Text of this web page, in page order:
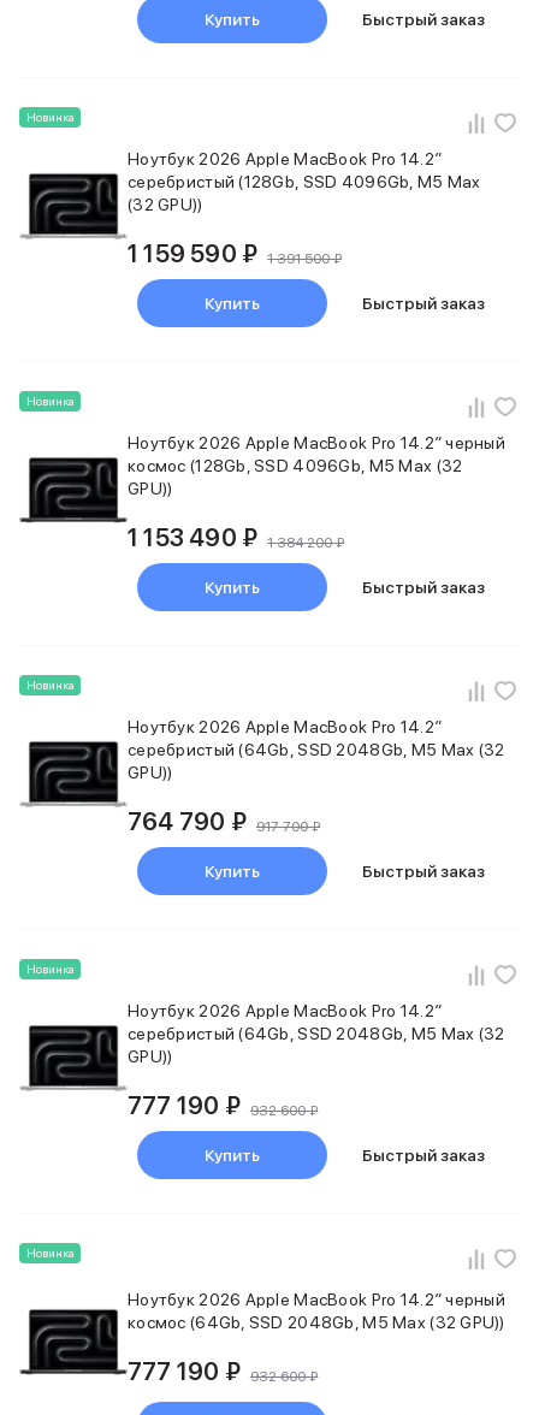
Купить Быстрый заказ
Новинка
Ноутбук 2026 Apple MacBook Pro 14.2″
серебристый (128Gb, SSD 4096Gb, M5 Max
(32 GPU))
1 159 590 ₽ 1 391 500 ₽
Купить Быстрый заказ
Новинка
Ноутбук 2026 Apple MacBook Pro 14.2″ черный
космос (128Gb, SSD 4096Gb, M5 Max (32
GPU))
1 153 490 ₽ 1 384 200 ₽
Купить Быстрый заказ
Новинка
Ноутбук 2026 Apple MacBook Pro 14.2″
серебристый (64Gb, SSD 2048Gb, M5 Max (32
GPU))
764 790 ₽ 917 700 ₽
Купить Быстрый заказ
Новинка
Ноутбук 2026 Apple MacBook Pro 14.2″
серебристый (64Gb, SSD 2048Gb, M5 Max (32
GPU))
777 190 ₽ 932 600 ₽
Купить Быстрый заказ
Новинка
Ноутбук 2026 Apple MacBook Pro 14.2″ черный
космос (64Gb, SSD 2048Gb, M5 Max (32 GPU))
777 190 ₽ 932 600 ₽